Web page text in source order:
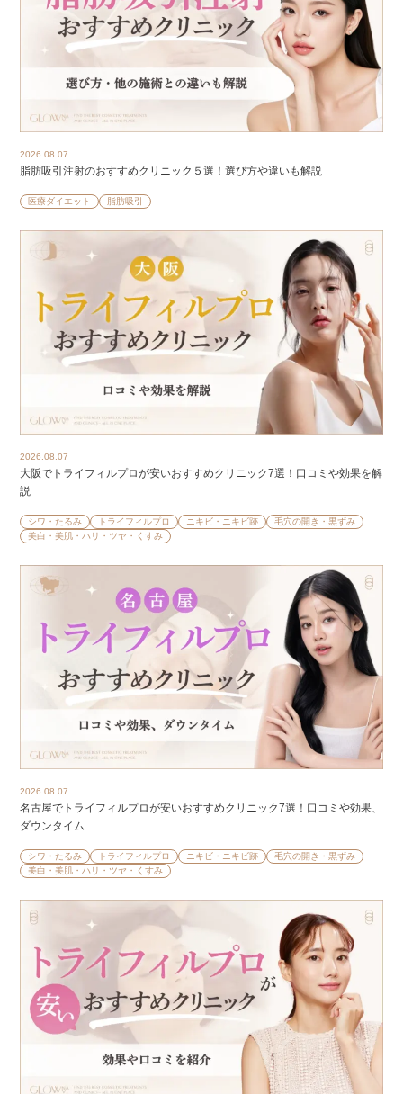
2026.08.07
脂肪吸引注射のおすすめクリニック５選！選び方や違いも解説
医療ダイエット 脂肪吸引
2026.08.07
大阪でトライフィルプロが安いおすすめクリニック7選！口コミや効果を解
説
シワ・たるみ トライフィルプロ ニキビ・ニキビ跡
毛穴の開き・黒ずみ
美白・美肌・ハリ・ツヤ・くすみ
2026.08.07
名古屋でトライフィルプロが安いおすすめクリニック7選！口コミや効果、
ダウンタイム
シワ・たるみ トライフィルプロ ニキビ・ニキビ跡
毛穴の開き・黒ずみ
美白・美肌・ハリ・ツヤ・くすみ